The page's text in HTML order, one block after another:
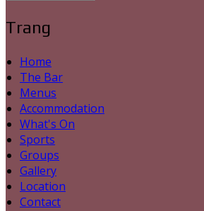
Trang
Home
The Bar
Menus
Accommodation
What's On
Sports
Groups
Gallery
Location
Contact